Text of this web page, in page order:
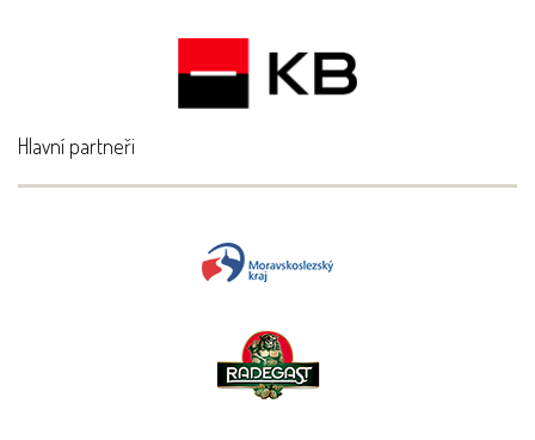
Hlavní partneři